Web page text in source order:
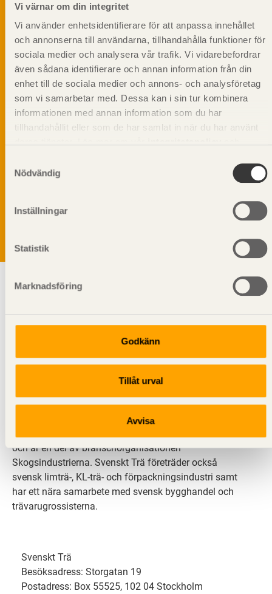
Vi värnar om din integritet
Vi använder enhetsidentifierare för att anpassa innehållet
och annonserna till användarna, tillhandahålla funktioner för
sociala medier och analysera vår trafik. Vi vidarebefordrar
även sådana identifierare och annan information från din
enhet till de sociala medier och annons- och analysföretag
som vi samarbetar med. Dessa kan i sin tur kombinera
informationen med annan information som du har
tillhandahållit eller som de har samlat in när du har använt
Nödvändig
Inställningar
Statistik
Marknadsföring
Godkänn
Tillåt urval
Avvisa
Vi värnar om personlig integritet vilket innebär att dina
Läs vårintegritetspolicy.
Svenskt Trä sprider kunskap om trä, träprodukter och
träbyggande för att främja ett hållbart samhälle och
inspirera, utbilda och driva teknisk utveckling.
och är en del av branschorganisationen
Skogsindustrierna. Svenskt Trä företräder också
svensk limträ-, KL-trä- och förpackningsindustri samt
har ett nära samarbete med svensk bygghandel och
trävarugrossisterna.
Svenskt Trä
Besöksadress: Storgatan 19
Postadress: Box 55525, 102 04 Stockholm